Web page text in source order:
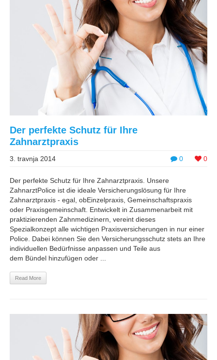
Der perfekte Schutz für Ihre
Zahnarztpraxis
0 0
3. travnja 2014
Der perfekte Schutz für Ihre Zahnarztpraxis. Unsere
ZahnarztPolice ist die ideale Versicherungslösung für Ihre
Zahnarztpraxis - egal, obEinzelpraxis, Gemeinschaftspraxis
oder Praxisgemeinschaft. Entwickelt in Zusammenarbeit mit
praktizierenden Zahnmedizinern, vereint dieses
Spezialkonzept alle wichtigen Praxisversicherungen in nur einer
Police. Dabei können Sie den Versicherungsschutz stets an Ihre
individuellen Bedürfnisse anpassen und Teile aus
dem Bündel hinzufügen oder ...
Read More